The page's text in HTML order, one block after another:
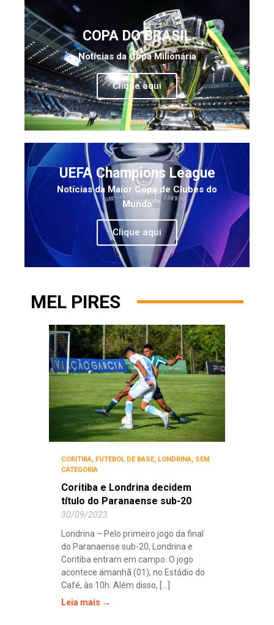
COPA DO BRASIL
Notícias da Copa Milionária
Clique aqui
UEFA Champions League
Notícias da Maior Copa de Clubes do
Mundo
Clique aqui
MEL PIRES
CORITIBA, FUTEBOL DE BASE, LONDRINA, SEM
CATEGORIA
Coritiba e Londrina decidem
título do Paranaense sub-20
30/09/2023
Londrina – Pelo primeiro jogo da final
do Paranaense sub-20, Londrina e
Coritiba entram em campo. O jogo
acontece amanhã (01), no Estádio do
Café, às 10h. Além disso, [...]
Leia mais →